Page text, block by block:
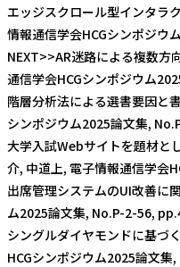
エッジスクロール型インタラ
情報通信学会HCGシンポジウ
NEXT>>AR迷路による複数方
通信学会HCGシンポジウム
階層分析法による選書要因と
シンポジウム2025論文集,
大学入試Webサイトを題材と
介, 中道上, 電子情報通信学会
出席管理システムのUI改善に
ム2025論文集, No.P-2-56,
シングルダイヤモンドに基づ
HCGシンポジウム2025論文